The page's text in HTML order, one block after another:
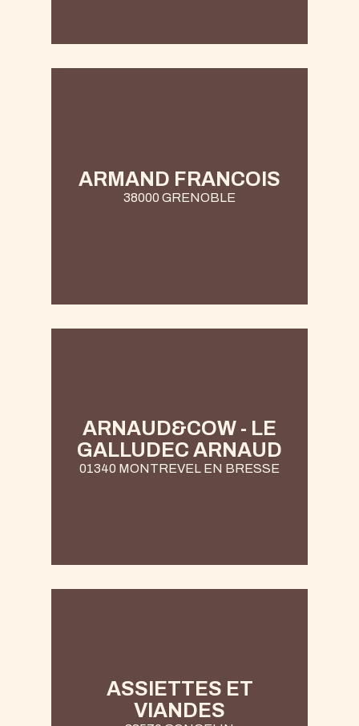
ARMAND FRANCOIS
38000 GRENOBLE
ARNAUD&COW - LE
GALLUDEC ARNAUD
01340 MONTREVEL EN BRESSE
ASSIETTES ET
VIANDES